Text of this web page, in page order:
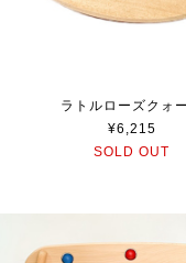
ラトルローズクォ
¥6,215
SOLD OUT